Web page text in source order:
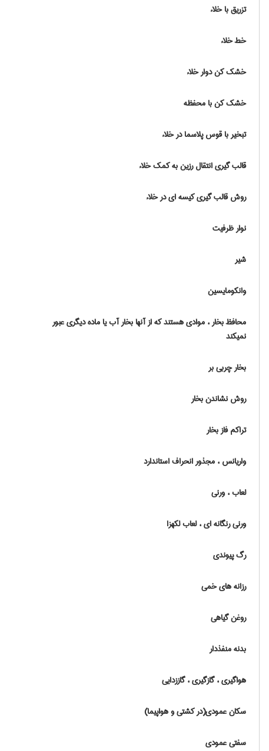
تزریق با خلاء
خط خلاء
خشک کن دوار خلاء
خشک کن با محفظه
تبخیر با قوس پلاسما در خلاء
قالب گیری انتقال رزین به کمک خلاء
روش قالب گیری کیسه ای در خلاء
نوار ظرفیت
شیر
وانکومایسین
محافظ بخار ، موادی هستند که از آنها بخار آب یا ماده دیگری عبور
نمی‏کند
بخار چربی بر
روش نشاندن بخار
تراکم فاز بخار
واریانس ، مجذور انحراف استاندارد
لعاب ، ورنی
ورنی رنگانه ای ، لعاب لکه‏زا
رگ پیوندی
رزانه های خمی
روغن گیاهی
بدنه منفذدار
هواگیری ، گازگیری ، گاززدایی
سکان عمودی(در کشتی و هواپیما)
سفتی عمودی